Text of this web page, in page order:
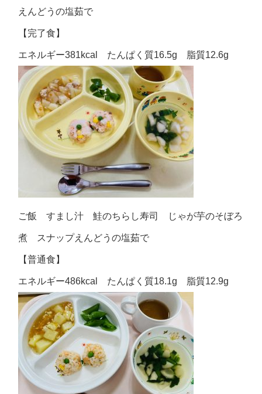
えんどうの塩茹で
【完了食】
エネルギー381kcal たんぱく質16.5g 脂質12.6g
ご飯 すまし汁 鮭のちらし寿司 じゃが芋のそぼろ
煮 スナップえんどうの塩茹で
【普通食】
エネルギー486kcal たんぱく質18.1g 脂質12.9g